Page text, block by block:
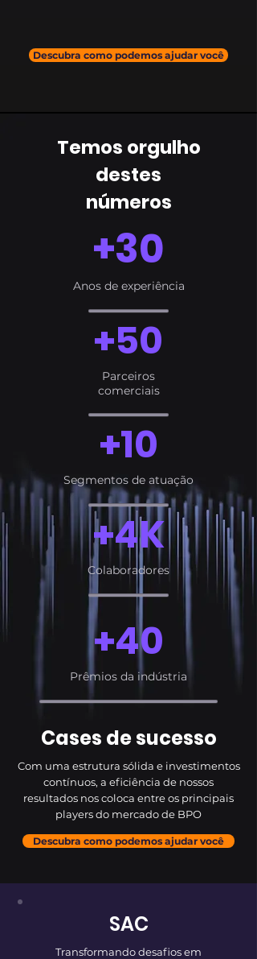
Descubra como podemos ajudar você
Temos orgulho
destes
números
+30
Anos de experiência
+50
Parceiros
comerciais
+10
Segmentos de atuação
+4K
Colaboradores
+40
Prêmios da indústria
Cases de sucesso
Com uma estrutura sólida e investimentos
contínuos, a eficiência de nossos
resultados nos coloca entre os principais
players do mercado de BPO
Descubra como podemos ajudar você
SAC
Transformando desafios em